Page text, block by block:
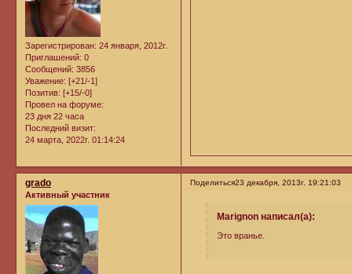
Зарегистрирован: 24 января, 2012г.
Приглашений: 0
Сообщений: 3856
Уважение: [+21/-1]
Позитив: [+15/-0]
Провел на форуме:
23 дня 22 часа
Последний визит:
24 марта, 2022г. 01:14:24
Поделиться23 декабря, 2013г. 19:21:03
grado
Активный участник
Marignon написал(а):
Это вранье.